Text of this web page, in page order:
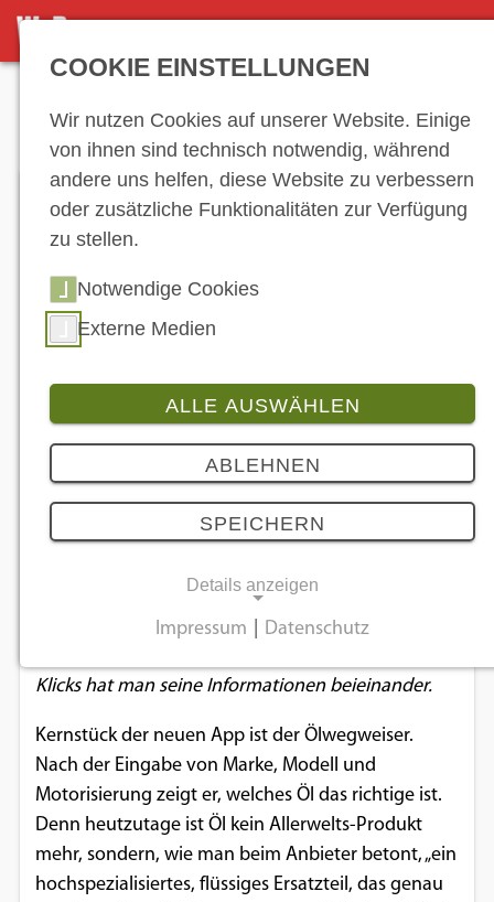
DETAILSEITE
Via App: Blitzschnell zum richtigen Öl
13.03.2019
Der deutsche Öl- und Additivspezialist Liqui Moly
hat sein mobiles Portal in Form einer App
Klicks hat man seine Informationen beieinander.
Kernstück der neuen App ist der Ölwegweiser.
Nach der Eingabe von Marke, Modell und
Motorisierung zeigt er, welches Öl das richtige ist.
Denn heutzutage ist Öl kein Allerwelts-Produkt
mehr, sondern, wie man beim Anbieter betont, „ein
hochspezialisiertes, flüssiges Ersatzteil, das genau
COOKIE EINSTELLUNGEN
Wir nutzen Cookies auf unserer Website. Einige
von ihnen sind technisch notwendig, während
andere uns helfen, diese Website zu verbessern
oder zusätzliche Funktionalitäten zur Verfügung
zu stellen.
Notwendige Cookies
Externe Medien
ALLE AUSWÄHLEN
ABLEHNEN
SPEICHERN
Details anzeigen
Notwendige Cookies ermöglichen
grundlegende Funktionen und sind für die
einwandfreie Funktion der Website
erforderlich.
Einverständnis-Cookie
Name:
Impressum Datenschutz